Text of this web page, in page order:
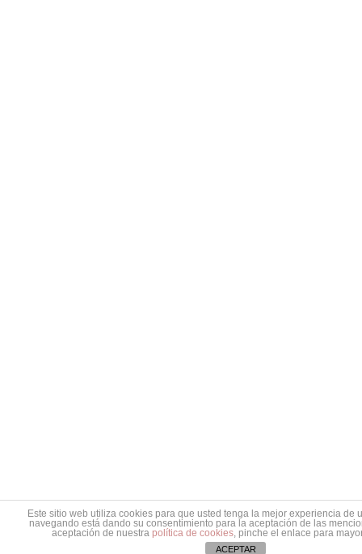
Este sitio web utiliza cookies para que usted tenga la mejor experiencia de
navegando está dando su consentimiento para la aceptación de las
aceptación de nuestra política de cookies, pinche el enlace para
ACEPTAR